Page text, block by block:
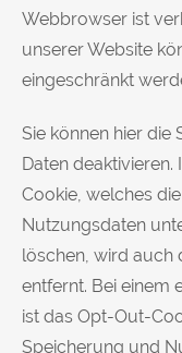
Webbrowser ist
unserer Website
eingeschränkt
Sie können hier
Daten
Cookie, welches
Nutzungsdaten
löschen, wird auch
entfernt. Bei einem
ist das Opt-Out-
Speicherung und